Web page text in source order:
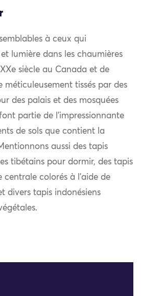
à ceux qui
lumière dans les chaumières
siècle au Canada et de
méticuleusement tissés par des
des palais et des mosquées
partie de l’impressionnante
de sols que contient la
aussi des tapis
tibétains pour dormir, des tapis
centrale colorés à l’aide de
divers tapis indonésiens